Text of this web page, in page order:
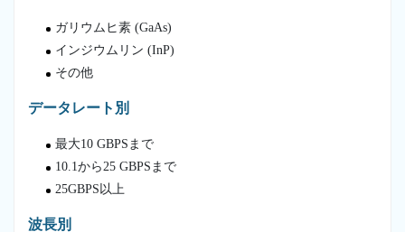
ガリウムヒ素 (GaAs)
インジウムリン (InP)
その他
データレート別
最大10 GBPSまで
10.1から25 GBPSまで
25GBPS以上
波長別